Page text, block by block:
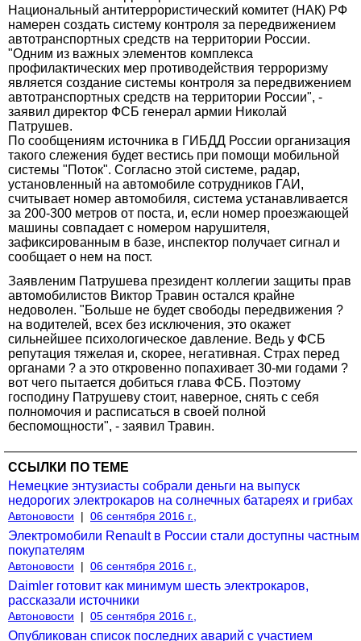
Национальный антитеррористический комитет (НАК) РФ
намерен создать систему контроля за передвижением
автотранспортных средств на территории России.
"Одним из важных элементов комплекса
профилактических мер противодействия терроризму
является создание системы контроля за передвижением
автотранспортных средств на территории России", -
заявил директор ФСБ генерал армии Николай
Патрушев.
По сообщениям источника в ГИБДД России организация
такого слежения будет вестись при помощи мобильной
системы "Поток". Согласно этой системе, радар,
установленный на автомобиле сотрудников ГАИ,
считывает номер автомобиля, система устанавливается
за 200-300 метров от поста, и, если номер проезжающей
машины совпадает с номером нарушителя,
зафиксированным в базе, инспектор получает сигнал и
сообщает о нем на пост.
Заявленим Патрушева президент коллегии защиты прав
автомобилистов Виктор Травин остался крайне
недоволен. "Больше не будет свободы передвижения ?
на водителей, всех без исключения, это окажет
сильнейшее психологическое давление. Ведь у ФСБ
репутация тяжелая и, скорее, негативная. Страх перед
органами ? а это откровенно попахивает 30-ми годами ?
вот чего пытается добиться глава ФСБ. Поэтому
господину Патрушеву стоит, наверное, снять с себя
полномочия и расписаться в своей полной
беспомощности", - заявил Травин.
ССЫЛКИ ПО ТЕМЕ
Немецкие энтузиасты собрали деньги на выпуск
недорогих электрокаров на солнечных батареях и грибах
Автоновости | 06 сентября 2016 г.,
Электромобили Renault в России стали доступны частным
покупателям
Автоновости | 06 сентября 2016 г.,
Daimler готовит как минимум шесть электрокаров,
рассказали источники
Автоновости | 05 сентября 2016 г.,
Опубликован список последних аварий с участием